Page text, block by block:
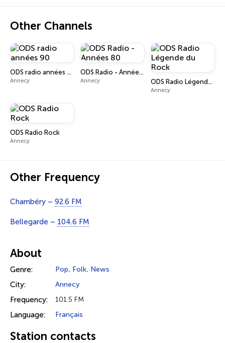
Other Channels
ODS radio années 90
Annecy
ODS Radio - Années 80
Annecy ODS Radio Légende du Rock
Annecy
ODS Radio Rock
Annecy
Other Frequency
Chambéry – 92.6 FM
Bellegarde – 104.6 FM
About
Genre: Pop, Folk, News
City: Annecy
Frequency: 101.5 FM
Language: Français
Station contacts